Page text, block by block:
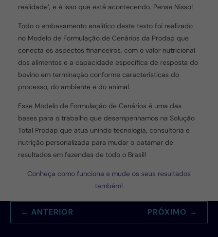
realidade’, e é isso que está acontecendo. Pense Nisso!
Todo o embasamento analítico deste texto foi realizado
no Modelo de Formulação de Cenários da Prodap que
conecta os aspectos financeiros, com o valor nutricional
dos alimentos e a capacidade específica de resposta do
bovino em terminação conforme caracteristicas do
processo, do ambiente e do animal.
Esse Modelo de Formulação de Cenários é uma das
bases para o trabalho que desempenhamos na Solução
Total Prodap que atua unindo tecnologia, consultoria e
nutrição personalizada para mudar o patamar de
resultados em fazendas de todo o Brasil!
Conheça como funciona e mude os seus resultados
também!
←ANTERIOR PRÓXIMO →